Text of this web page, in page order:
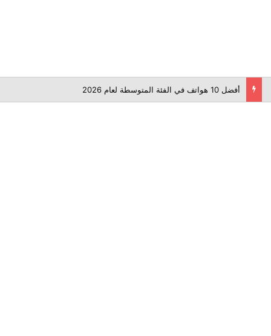
أفضل 10 هواتف في الفئة المتوسطة لعام 2026